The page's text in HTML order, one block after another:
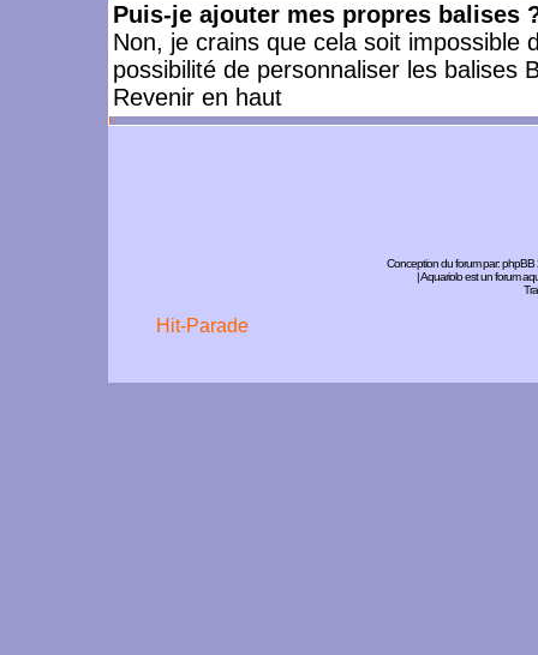
Puis-je ajouter mes propres balises
Non, je crains que cela soit impossible
possibilité de personnaliser les balises
Revenir en haut
Conception du forum par:phpBB
| Aquariolo est un forum